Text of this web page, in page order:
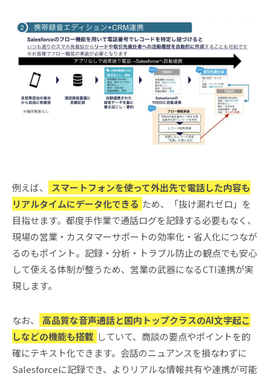
例えば、
スマートフォンを使って外出先で電話した内容も
リアルタイムにデータ化できる ため、「抜け漏れゼロ」を
目指せます。都度手作業で通話ログを記録する必要もなく、
現場の営業・カスタマーサポートの効率化・省人化につなが
るのもポイント。記録・分析・トラブル防止の観点でも安心
して使える体制が整うため、営業の武器になるCTI連携が実
現します。
なお、
高品質な音声通話と国内トップクラスのAI文字起こ
しなどの機能も搭載 していて、商談の要点やポイントを的
確にテキスト化できます。会話のニュアンスを損なわずに
Salesforceに記録でき、よりリアルな情報共有や連携が可能